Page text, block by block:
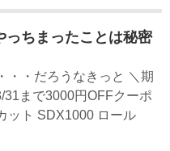
っちまったことは秘密
・・だろうなきっと ＼期
31まで3000円OFFクーポ
ット SDX1000 ロール